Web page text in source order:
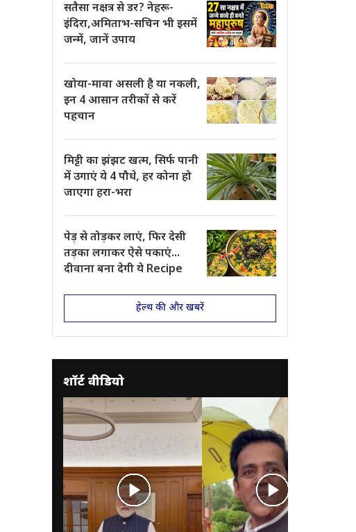
सतैसा नक्षत्र से डर? नेहरू-
इंदिरा,अमिताभ-सचिन भी इसमें
जन्में, जानें उपाय
खोया-मावा असली है या नकली,
इन 4 आसान तरीकों से करें
पहचान
मिट्टी का झंझट खत्म, सिर्फ पानी
में उगाएं ये 4 पौधे, हर कोना हो
जाएगा हरा-भरा
पेड़ से तोड़कर लाएं, फिर देसी
तड़का लगाकर ऐसे पकाएं...
दीवाना बना देगी ये Recipe
हेल्थ की और खबरें
शॉर्ट वीडियो